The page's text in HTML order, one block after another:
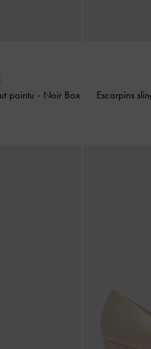
pointu - Noir Box Escarpins